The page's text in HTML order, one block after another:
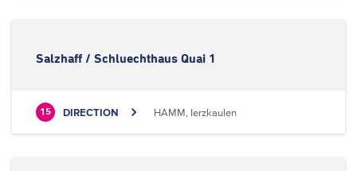
Salzhaff / Schluechthaus Quai 1
15 DIRECTION HAMM, Ierzkaulen